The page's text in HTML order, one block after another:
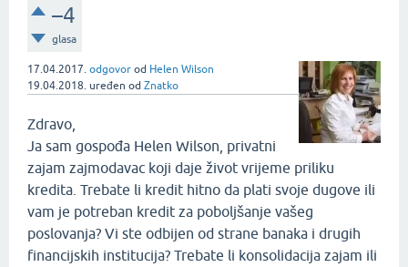
–4
glasa
17.04.2017. odgovor od Helen Wilson
19.04.2018. uređen od Znatko
Zdravo,
Ja sam gospođa Helen Wilson, privatni
zajam zajmodavac koji daje život vrijeme priliku
kredita. Trebate li kredit hitno da plati svoje dugove ili
vam je potreban kredit za poboljšanje vašeg
poslovanja? Vi ste odbijen od strane banaka i drugih
financijskih institucija? Trebate li konsolidacija zajam ili